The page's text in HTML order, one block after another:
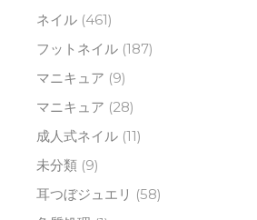
ネイル (461)
フットネイル (187)
マニキュア (9)
マニキュア (28)
成人式ネイル (11)
未分類 (9)
耳つぼジュエリ (58)